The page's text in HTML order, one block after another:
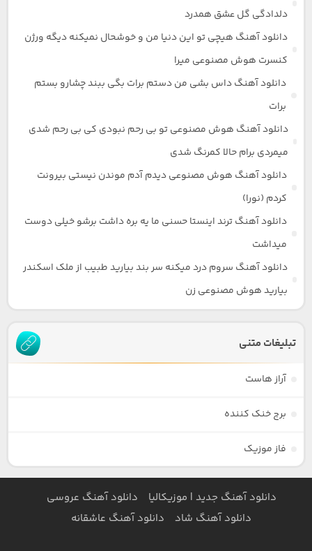
دلدادگی گل عشق همدرد
دانلود آهنگ هیچی تو این دنیا من و خوشحال نمیکنه دیگه ورژن
کنسرت هوش مصنوعی میرا
دانلود آهنگ داس بشی من دستم برات بگی ببند چشارو بستم
برات
دانلود آهنگ هوش مصنوعی تو بی رحم نبودی کی بی رحم شدی
میمردی برام حالا کمرنگ شدی
دانلود آهنگ هوش مصنوعی دیدم آدم موندن نیستی بیرونت
کردم (نورا)
دانلود آهنگ ترند اینستا حسنی ما یه بره داشت برشو خیلی دوست
میداشت
دانلود آهنگ سروم درد میکنه سر بند بیارید طبیب از ملک اسکندر
بیارید هوش مصنوعی زن
تبلیغات متنی
آراز هاست
برج خنک کننده
فاز موزیک
دانلود آهنگ جدید | موزیکالیا
دانلود آهنگ عروسی
دانلود آهنگ شاد
دانلود آهنگ عاشقانه